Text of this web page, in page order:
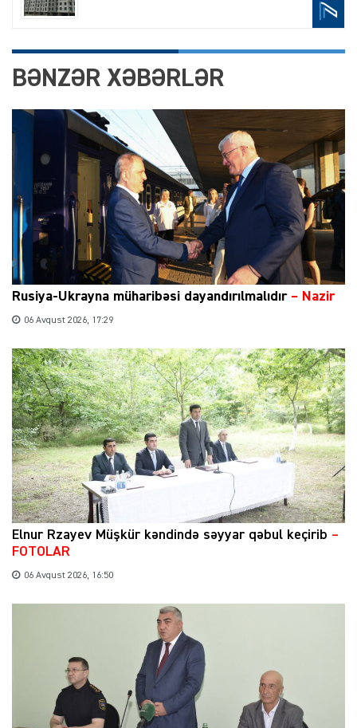
BƏNZƏR XƏBƏRLƏR
Rusiya-Ukrayna müharibəsi dayandırılmalıdır– Nazir
06 Avqust 2026, 17:29
Elnur Rzayev Müşkür kəndində səyyar qəbul keçirib –
FOTOLAR
06 Avqust 2026, 16:50